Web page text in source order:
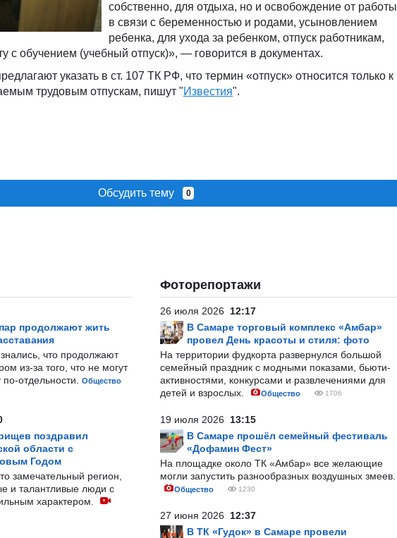
собственно, для отдыха, но и освобождение от работы
в связи с беременностью и родами, усыновлением
ребенка, для ухода за ребенком, отпуск работникам,
обучением (учебный отпуск)», — говорится в документах.
указать в ст. 107 ТК РФ, что термин «отпуск» относится только к
трудовым отпускам, пишут "Известия".
Обсудить тему 0
продолжают жить
что продолжают
из-за того, что не могут
отдельности.
Общество
поздравил
области с
Годом
замечательный регион,
и талантливые люди с
характером.
Фоторепортажи
26 июля 2026 12:17
В Самаре торговый комплекс «Амбар»
провел День красоты и стиля: фото
На территории фудкорта развернулся большой
семейный праздник с модными показами, бьюти-
активностями, конкурсами и развлечениями для
детей и взрослых.
Общество 1706
19 июля 2026 13:15
В Самаре прошёл семейный фестиваль
«Дофамин Фест»
На площадке около ТК «Амбар» все желающие
могли запустить разнообразных воздушных змеев.
Общество 1230
27 июня 2026 12:37
В ТК «Гудок» в Самаре провели